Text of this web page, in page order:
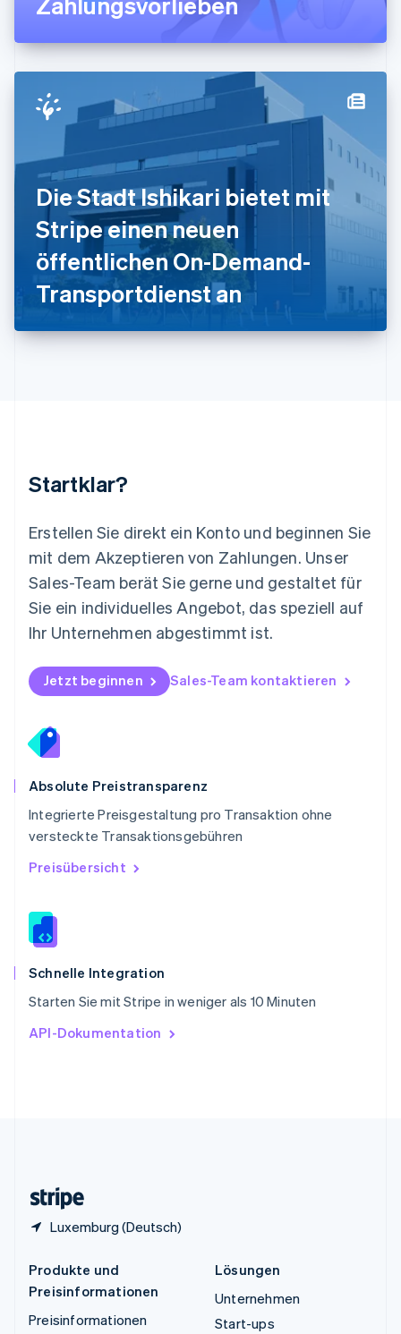
Die Stadt Ishikari bietet mit
Stripe einen neuen
öffentlichen On-Demand-
Transportdienst an
Startklar?
Erstellen Sie direkt ein Konto und beginnen Sie
mit dem Akzeptieren von Zahlungen. Unser
Sales-Team berät Sie gerne und gestaltet für
Sie ein individuelles Angebot, das speziell auf
Ihr Unternehmen abgestimmt ist.
Jetzt beginnen Sales-Team kontaktieren
Absolute Preistransparenz
Integrierte Preisgestaltung pro Transaktion ohne
versteckte Transaktionsgebühren
Preisübersicht
Schnelle Integration
Starten Sie mit Stripe in weniger als 10 Minuten
API-Dokumentation
Luxemburg (Deutsch)
Japan
日本語English
English Français
Kroatien
Lettland
English
Liechtenstein
DeutschEnglish
Litauen
English
Luxemburg
Français DeutschEnglish
Malaysia
Malta
Nederlands English
Norwegen
Österreich
Polen
English
Portugal
Português English
Rumänien
Schweden
Svenska English
Deutsch
Singapur
English
Slowakei
Slowenien
EnglishItaliano
Sonderverwaltungsregion Hongkong,
Spanien
Thailand
ไทยEnglish
English
English
Produkte und
Preisinformationen
Preisinformationen
Lösungen
Unternehmen
Start-ups